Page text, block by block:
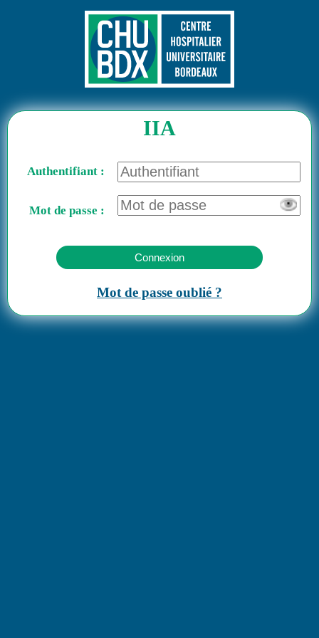
IIA
Authentifiant :
Mot de passe :
Connexion
Mot de passe oublié ?